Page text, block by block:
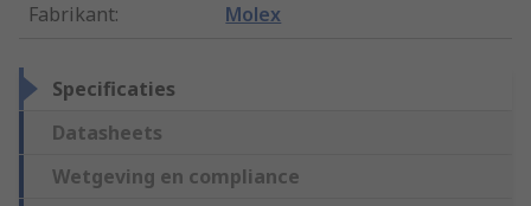
Fabrikant: Molex
Specificaties
Datasheets
Wetgeving en compliance